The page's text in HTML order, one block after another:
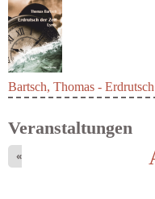
Bartsch, Thomas -
Veranstaltungen
«